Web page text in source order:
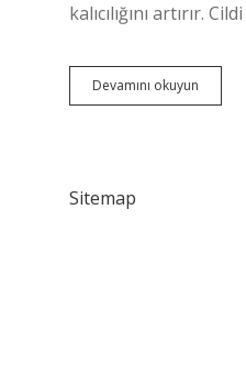
kalıcılığını artırır.
Devamını okuyun
Minimize
Sitemap